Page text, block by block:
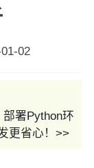
02
署Python环
更省心！>>